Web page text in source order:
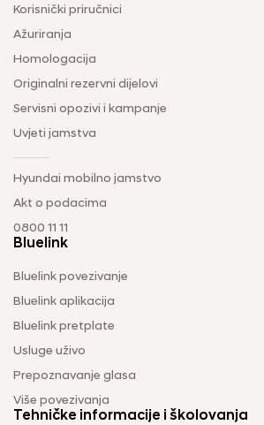
Korisnički priručnici
Ažuriranja
Homologacija
Originalni rezervni dijelovi
Servisni opozivi i kampanje
Uvjeti jamstva
Hyundai mobilno jamstvo
Akt o podacima
0800 11 11
Bluelink
Bluelink povezivanje
Bluelink aplikacija
Bluelink pretplate
Usluge uživo
Prepoznavanje glasa
Više povezivanja
Tehničke informacije i školovanja